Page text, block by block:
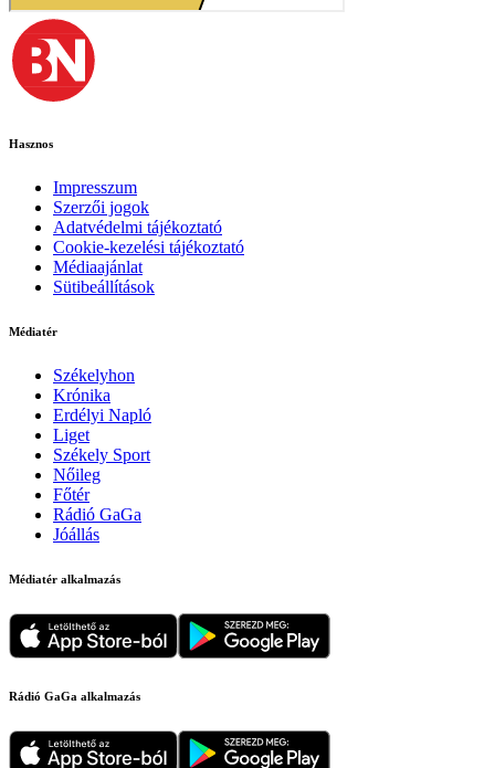
Hasznos
Impresszum
Szerzői jogok
Adatvédelmi tájékoztató
Cookie-kezelési tájékoztató
Médiaajánlat
Sütibeállítások
Médiatér
Székelyhon
Krónika
Erdélyi Napló
Liget
Székely Sport
Nőileg
Főtér
Rádió GaGa
Jóállás
Médiatér alkalmazás
Rádió GaGa alkalmazás